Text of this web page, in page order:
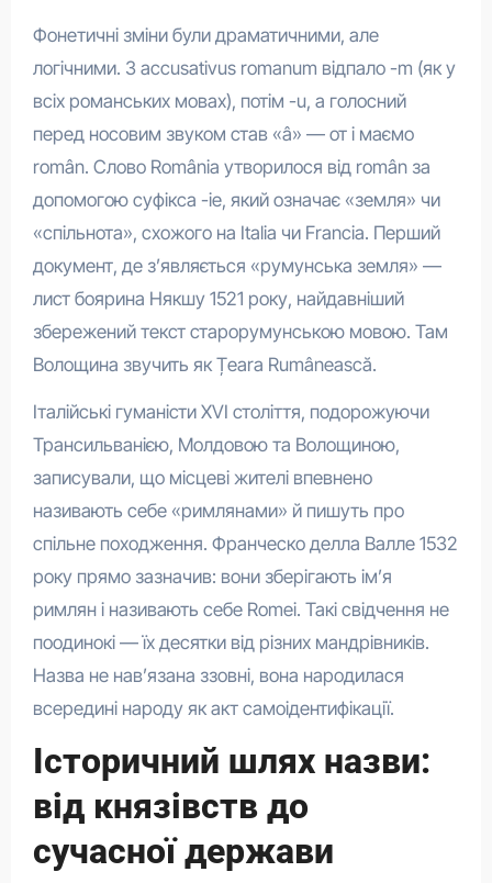
Фонетичні зміни були драматичними, але
логічними. З accusativus romanum відпало -m (як у
всіх романських мовах), потім -u, а голосний
перед носовим звуком став «â» — от і маємо
român. Слово România утворилося від român за
допомогою суфікса -ie, який означає «земля» чи
«спільнота», схожого на Italia чи Francia. Перший
документ, де з’являється «румунська земля» —
лист боярина Някшу 1521 року, найдавніший
збережений текст старорумунською мовою. Там
Волощина звучить як Țeara Rumânească.
Італійські гуманісти XVI століття, подорожуючи
Трансильванією, Молдовою та Волощиною,
записували, що місцеві жителі впевнено
називають себе «римлянами» й пишуть про
спільне походження. Франческо делла Валле 1532
року прямо зазначив: вони зберігають ім’я
римлян і називають себе Romei. Такі свідчення не
поодинокі — їх десятки від різних мандрівників.
Назва не нав’язана ззовні, вона народилася
всередині народу як акт самоідентифікації.
Історичний шлях назви:
від князівств до
сучасної держави